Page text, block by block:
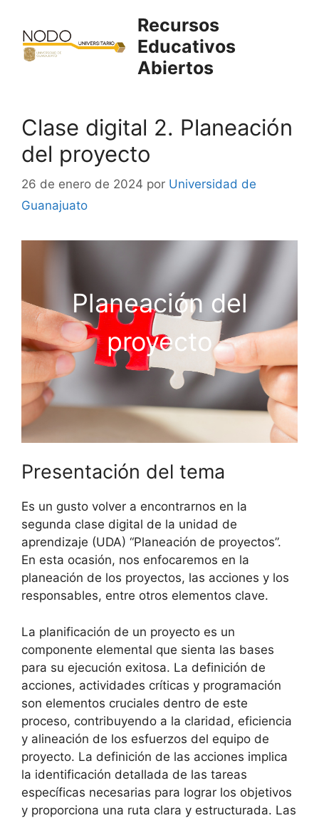
contenido
Recursos
Educativos
Abiertos
Clase digital 2. Planeación
del proyecto
26 de enero de 2024 por Universidad de
Guanajuato
Planeación del
proyecto
Presentación del tema
Es un gusto volver a encontrarnos en la
segunda clase digital de la unidad de
aprendizaje (UDA) “Planeación de proyectos”.
En esta ocasión, nos enfocaremos en la
planeación de los proyectos, las acciones y los
responsables, entre otros elementos clave.
La planificación de un proyecto es un
componente elemental que sienta las bases
para su ejecución exitosa. La definición de
acciones, actividades críticas y programación
son elementos cruciales dentro de este
proceso, contribuyendo a la claridad, eficiencia
y alineación de los esfuerzos del equipo de
proyecto. La definición de las acciones implica
la identificación detallada de las tareas
específicas necesarias para lograr los objetivos
y proporciona una ruta clara y estructurada. Las